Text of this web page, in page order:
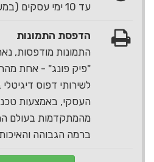
עד 10 ימי עסקים (במשלוח או באיסוף עצמי)
הדפסת התמונות
התמונות מודפסות,
"פיק פונג" - אחת
לשירותי דפוס
העסקי, באמצעות
מהמתקדמות בעולם
ברמה הגבוהה